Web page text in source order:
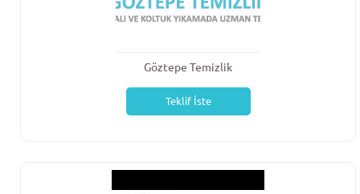
Göztepe Temizlik
Teklif İste